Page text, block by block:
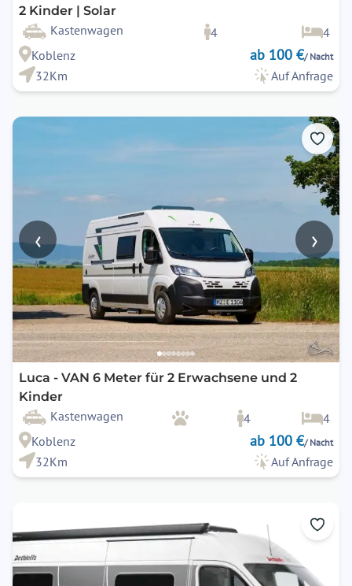
2 Kinder | Solar
Kastenwagen 4
4
Koblenz
ab 100 €/ Nacht
32Km Auf Anfrage
‹ ›
Luca - VAN 6 Meter für 2 Erwachsene und 2
Kinder
Kastenwagen 4
4
Koblenz
ab 100 €/ Nacht
32Km Auf Anfrage